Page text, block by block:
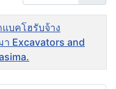
บคโฮรับจ้าง
Excavators and